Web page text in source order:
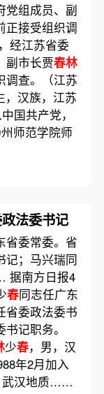
党组成员、副
正接受组织调
经江苏省委
副市长贾春林
调查。（江苏
，汉族，江苏
国共产党，
师范学院师
法委书记
省委常委。省
记；马兴瑞同
据南方日报4
春同志任广东
省委政法委书
记职务。
少春，男，汉
年2月加入
武汉地质……